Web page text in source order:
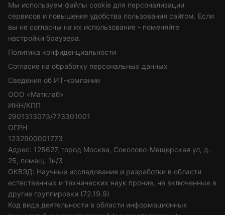
Мы используем файлы cookie для персонализации
сервисов и повышения удобства пользования сайтом. Если
вы не согласны на их использование - поменяйте
настройки браузера.
Политика конфиденциальности
Согласие на обработку персональных данных
Сведения об ИТ-компании
ООО «Матклаб»
ИНН/КПП
2901313073/773301001
ОГРН
1232900001773
Адрес: 125627, город Москва, Соколово-Мещерская ул, д.
25, помещ. 1н/3
ОКВЭД: Научные исследования и разработки в области
естественных и технических наук прочие, не включенные в
другие группировки (72.19.9)
Код вида деятельности в области информационных